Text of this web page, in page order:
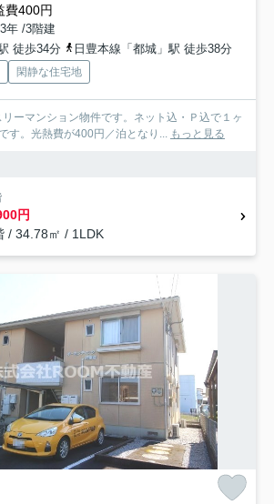
費400円
年 /3階建
徒歩34分
日豊本線「都城」駅 徒歩38分
閑静な住宅地
ーマンション物件です。ネット込・Ｐ込で１ヶ
す。光熱費が400円／泊となり... もっと見る
円
/ 34.78㎡ / 1LDK